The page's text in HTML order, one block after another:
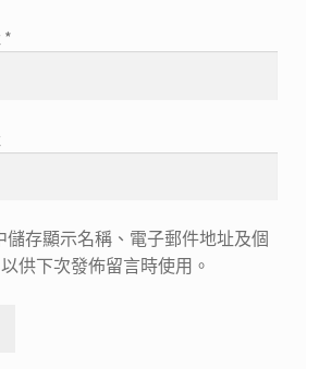
*
儲存顯示名稱、電子郵件地址及個
供下次發佈留言時使用。